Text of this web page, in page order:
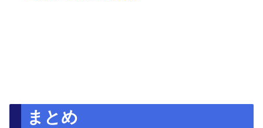
まとめ